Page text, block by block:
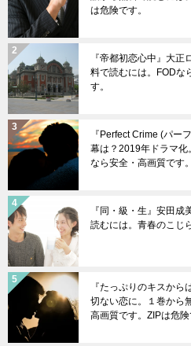
は危険です。
『帝都初恋心中』大
料で読むには。FODな
す。
『Perfect Crime (パー
幕は？2019年ドラマ化
なら安全・高画質です
『同・級・生』安田
読むには。青春のこじ
『たっぷりのキスから
切ない恋に。１巻から
高画質です。ZIPは危険